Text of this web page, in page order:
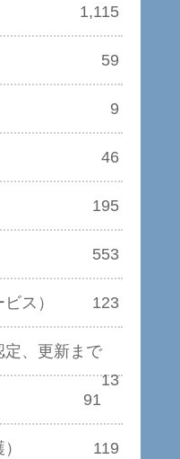
1,115
59
9
46
195
553
ス） 123
定、更新まで
13
91
119